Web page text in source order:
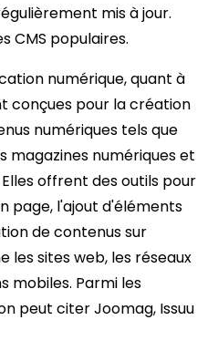
mis à jour.
CMS populaires.
numérique, quant à
conçues pour la création
numériques tels que
magazines numériques et
offrent des outils pour
page, l'ajout d'éléments
de contenus sur
les sites web, les réseaux
mobiles. Parmi les
peut citer Joomag, Issuu